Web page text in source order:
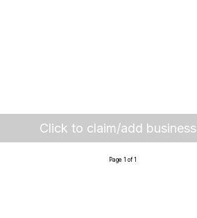
Click to claim/add business
Page 1 of 1